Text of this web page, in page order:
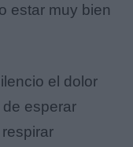
estar muy bien
el dolor
esperar